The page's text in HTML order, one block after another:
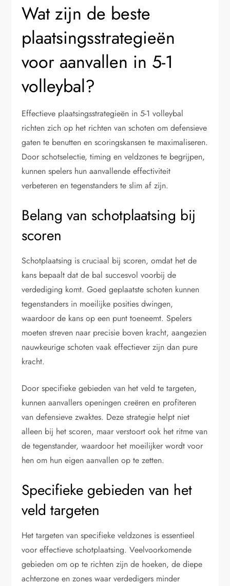
Wat zijn de beste
plaatsingsstrategieën
voor aanvallen in 5-1
volleybal?
Effectieve plaatsingsstrategieën in 5-1 volleybal
richten zich op het richten van schoten om defensieve
gaten te benutten en scoringskansen te maximaliseren.
Door schotselectie, timing en veldzones te begrijpen,
kunnen spelers hun aanvallende effectiviteit
verbeteren en tegenstanders te slim af zijn.
Belang van schotplaatsing bij
scoren
Schotplaatsing is cruciaal bij scoren, omdat het de
kans bepaalt dat de bal succesvol voorbij de
verdediging komt. Goed geplaatste schoten kunnen
tegenstanders in moeilijke posities dwingen,
waardoor de kans op een punt toeneemt. Spelers
moeten streven naar precisie boven kracht, aangezien
nauwkeurige schoten vaak effectiever zijn dan pure
kracht.
Door specifieke gebieden van het veld te targeten,
kunnen aanvallers openingen creëren en profiteren
van defensieve zwaktes. Deze strategie helpt niet
alleen bij het scoren, maar verstoort ook het ritme van
de tegenstander, waardoor het moeilijker wordt voor
hen om hun eigen aanvallen op te zetten.
Specifieke gebieden van het
veld targeten
Het targeten van specifieke veldzones is essentieel
voor effectieve schotplaatsing. Veelvoorkomende
gebieden om op te richten zijn de hoeken, de diepe
achterzone en zones waar verdedigers minder